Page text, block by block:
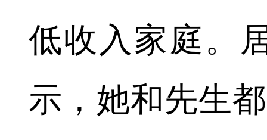
低收入家庭。
示，她和先生